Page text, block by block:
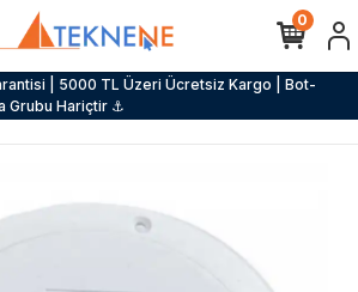
| 5000 TL Üzeri Ücretsiz Kargo | Bot-
Grubu Hariçtir ⚓
0